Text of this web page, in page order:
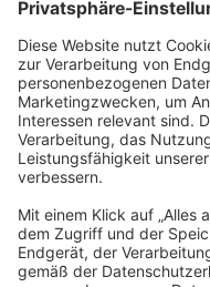
Bartsch und Kollegen
Conradt, Bartsch &
Heidenkampsweg 74-
info@bartsch-